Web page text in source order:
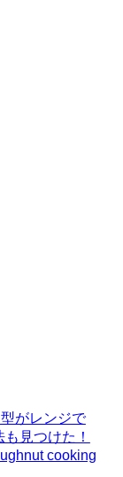
がレンジで
見つけた！
cooking